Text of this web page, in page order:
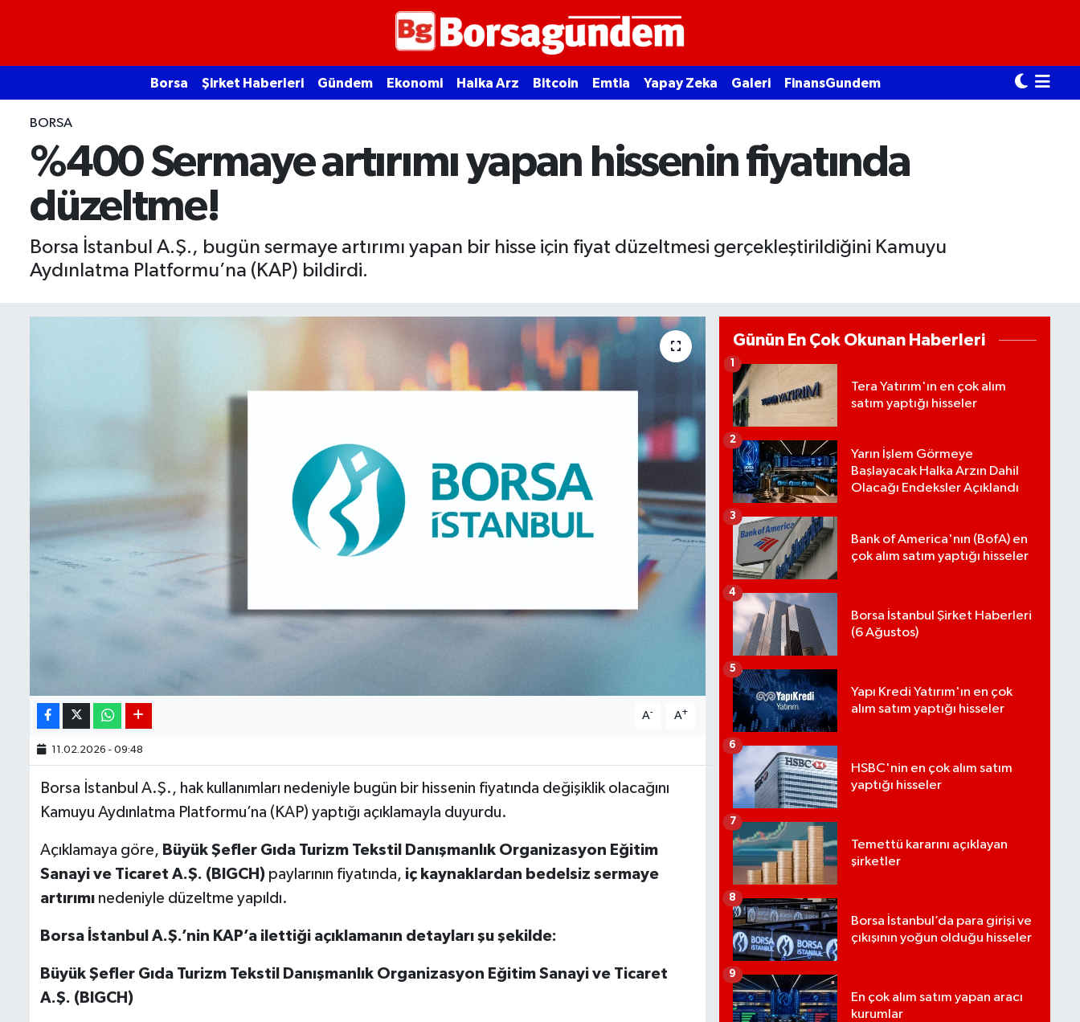
Borsa Şirket Haberleri Gündem Ekonomi Halka Arz Bitcoin Emtia Yapay Zeka Galeri FinansGundem
BORSA
%400 Sermaye artırımı yapan hissenin fiyatında
düzeltme!
Borsa İstanbul A.Ş., bugün sermaye artırımı yapan bir hisse için fiyat düzeltmesi gerçekleştirildiğini Kamuyu
Aydınlatma Platformu’na (KAP) bildirdi.
A- A+
11.02.2026 - 09:48
Borsa İstanbul A.Ş., hak kullanımları nedeniyle bugün bir hissenin fiyatında değişiklik olacağını
Kamuyu Aydınlatma Platformu’na (KAP) yaptığı açıklamayla duyurdu.
Açıklamaya göre, Büyük Şefler Gıda Turizm Tekstil Danışmanlık Organizasyon Eğitim
Sanayi ve Ticaret A.Ş. (BIGCH) paylarının fiyatında, iç kaynaklardan bedelsiz sermaye
artırımı nedeniyle düzeltme yapıldı.
Borsa İstanbul A.Ş.’nin KAP’a ilettiği açıklamanın detayları şu şekilde:
Büyük Şefler Gıda Turizm Tekstil Danışmanlık Organizasyon Eğitim Sanayi ve Ticaret
A.Ş. (BIGCH)
Günün En Çok Okunan Haberleri
Tera Yatırım'ın en çok alım
satım yaptığı hisseler
1
Yarın İşlem Görmeye
Başlayacak Halka Arzın Dahil
Olacağı Endeksler Açıklandı
2
Bank of America'nın (BofA) en
çok alım satım yaptığı hisseler
3
Borsa İstanbul Şirket Haberleri
(6 Ağustos)
4
Yapı Kredi Yatırım'ın en çok
alım satım yaptığı hisseler
5
HSBC'nin en çok alım satım
yaptığı hisseler
6
Temettü kararını açıklayan
şirketler
7
Borsa İstanbul’da para girişi ve
çıkışının yoğun olduğu hisseler
8
En çok alım satım yapan aracı
kurumlar
9
Ekonomi
Emtia
Gündem
Bitcoin
Ekonomik Takvim
Kiripto Para Piyasası
Gizlilik Sözleşmesi
Hakkımızda